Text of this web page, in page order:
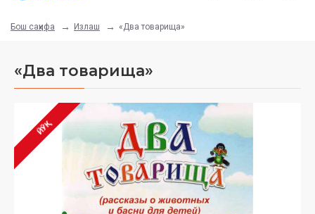
Бош саҳифа Излаш «Два товарища»
«Два товарища»
ЙЎҚ